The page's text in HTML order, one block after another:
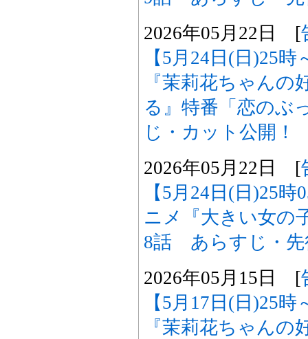
2026年05月22日 [
【5月24日(日)25
『茉莉花ちゃん
る』特番「恋のぶ
じ・カット公開！
2026年05月22日 [
【5月24日(日)25
ニメ『大きい女の
8話 あらすじ・先
2026年05月15日 [
【5月17日(日)25
『茉莉花ちゃん